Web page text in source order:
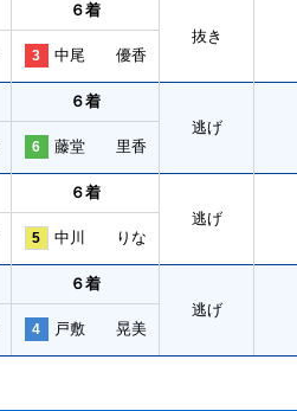
６着
抜き
3 中尾 優香
６着
逃げ
6 藤堂 里香
６着
逃げ
5 中川 りな
６着
逃げ
4 戸敷 晃美